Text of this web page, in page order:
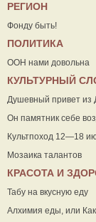
РЕГИОН
Фонду быть!
ПОЛИТИКА
ООН нами довольна
КУЛЬТУРНЫЙ
Душевный привет из
Он памятник себе
Культпоход 12—18
Мозаика талантов
КРАСОТА И
Табу на вкусную еду
Алхимия еды, или